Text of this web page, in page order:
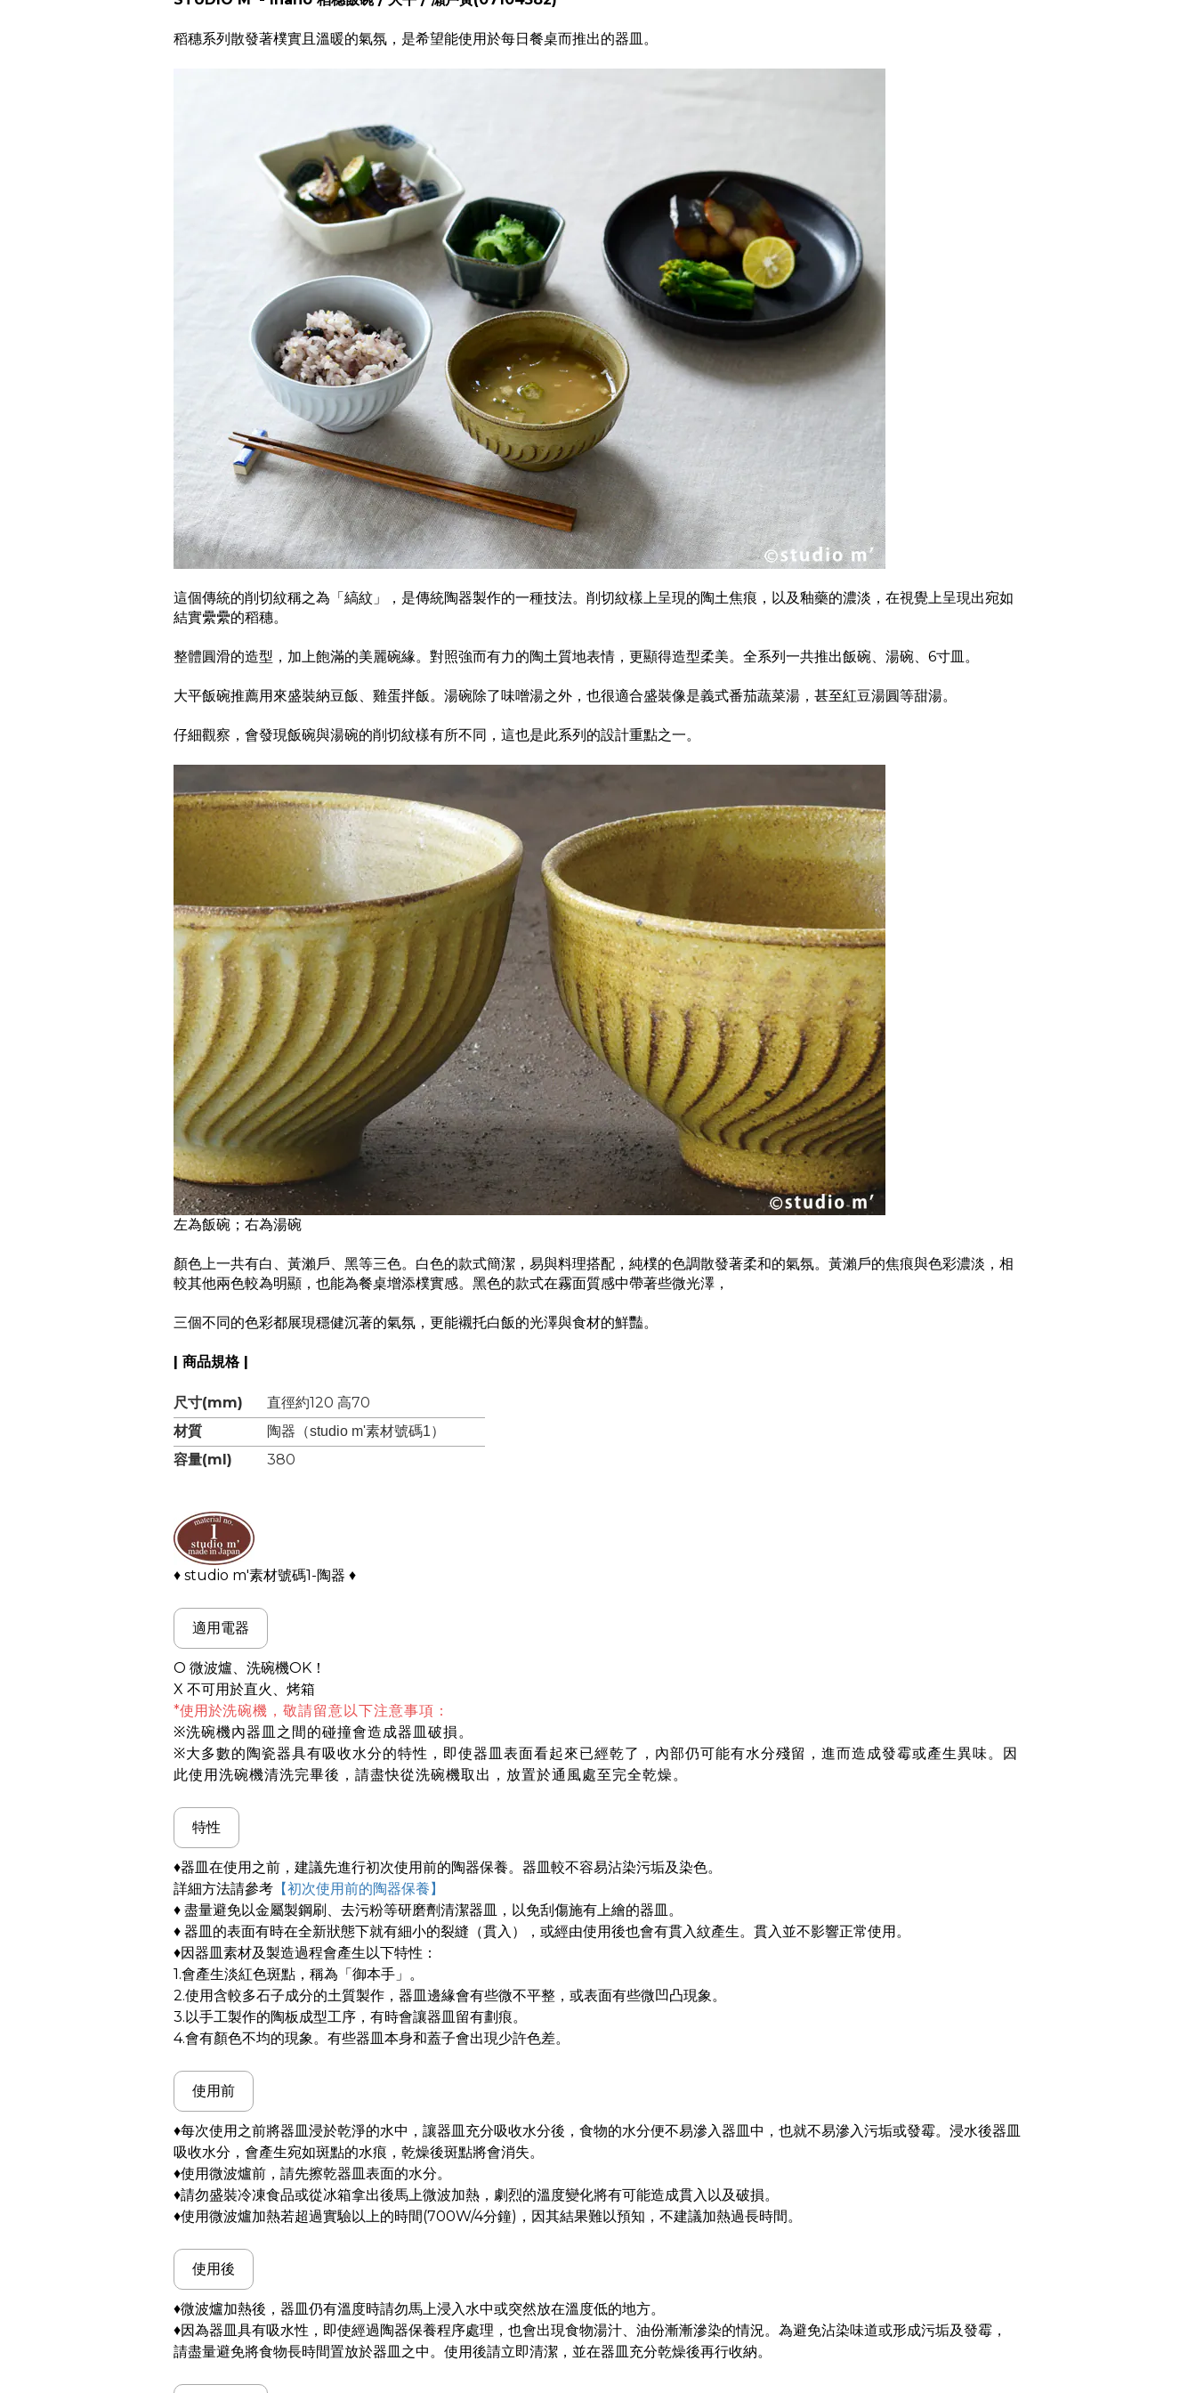
稻穗系列散發著樸實且溫暖的氣氛，是希望能使用於每日餐桌而推出的器皿。
這個傳統的削切紋稱之為「縞紋」，是傳統陶器製作的一種技法。削切紋樣上呈現的陶土焦痕，以及釉藥的濃淡，在視覺上呈現出宛如
結實纍纍的稻穗。
整體圓滑的造型，加上飽滿的美麗碗緣。對照強而有力的陶土質地表情，更顯得造型柔美。全系列一共推出飯碗、湯碗、6寸皿。
大平飯碗推薦用來盛裝納豆飯、雞蛋拌飯。湯碗除了味噌湯之外，也很適合盛裝像是義式番茄蔬菜湯，甚至紅豆湯圓等甜湯。
仔細觀察，會發現飯碗與湯碗的削切紋樣有所不同，這也是此系列的設計重點之一。
左為飯碗；右為湯碗
顏色上一共有白、黃瀨戶、黑等三色。白色的款式簡潔，易與料理搭配，純樸的色調散發著柔和的氣氛。黃瀨戶的焦痕與色彩濃淡，相
較其他兩色較為明顯，也能為餐桌增添樸實感。黑色的款式在霧面質感中帶著些微光澤，
三個不同的色彩都展現穩健沉著的氣氛，更能襯托白飯的光澤與食材的鮮豔。
| 商品規格 |
尺寸(mm)
直徑約120 高70
材質
陶器（studio m'素材號碼1）
容量(ml) 380
♦ studio m'素材號碼1-陶器 ♦
適用電器
O 微波爐、洗碗機OK！
X 不可用於直火、烤箱
*使用於洗碗機，敬請留意以下注意事項：
※洗碗機內器皿之間的碰撞會造成器皿破損。
※大多數的陶瓷器具有吸收水分的特性，即使器皿表面看起來已經乾了，內部仍可能有水分殘留，進而造成發霉或產生異味。因
此使用洗碗機清洗完畢後，請盡快從洗碗機取出，放置於通風處至完全乾燥。
特性
♦器皿在使用之前，建議先進行初次使用前的陶器保養。器皿較不容易沾染污垢及染色。
詳細方法請參考【初次使用前的陶器保養】
♦ 盡量避免以金屬製鋼刷、去污粉等研磨劑清潔器皿，以免刮傷施有上繪的器皿。
♦ 器皿的表面有時在全新狀態下就有細小的裂縫（貫入），或經由使用後也會有貫入紋產生。貫入並不影響正常使用。
♦因器皿素材及製造過程會產生以下特性：
1.會產生淡紅色斑點，稱為「御本手」。
2.使用含較多石子成分的土質製作，器皿邊緣會有些微不平整，或表面有些微凹凸現象。
3.以手工製作的陶板成型工序，有時會讓器皿留有劃痕。
4.會有顏色不均的現象。有些器皿本身和蓋子會出現少許色差。
使用前
♦每次使用之前將器皿浸於乾淨的水中，讓器皿充分吸收水分後，食物的水分便不易滲入器皿中，也就不易滲入污垢或發霉。浸水後器皿
吸收水分，會產生宛如斑點的水痕，乾燥後斑點將會消失。
♦使用微波爐前，請先擦乾器皿表面的水分。
♦請勿盛裝冷凍食品或從冰箱拿出後馬上微波加熱，劇烈的溫度變化將有可能造成貫入以及破損。
♦使用微波爐加熱若超過實驗以上的時間(700W/4分鐘)，因其結果難以預知，不建議加熱過長時間。
使用後
♦微波爐加熱後，器皿仍有溫度時請勿馬上浸入水中或突然放在溫度低的地方。
♦因為器皿具有吸水性，即使經過陶器保養程序處理，也會出現食物湯汁、油份漸漸滲染的情況。為避免沾染味道或形成污垢及發霉，
請盡量避免將食物長時間置放於器皿之中。使用後請立即清潔，並在器皿充分乾燥後再行收納。